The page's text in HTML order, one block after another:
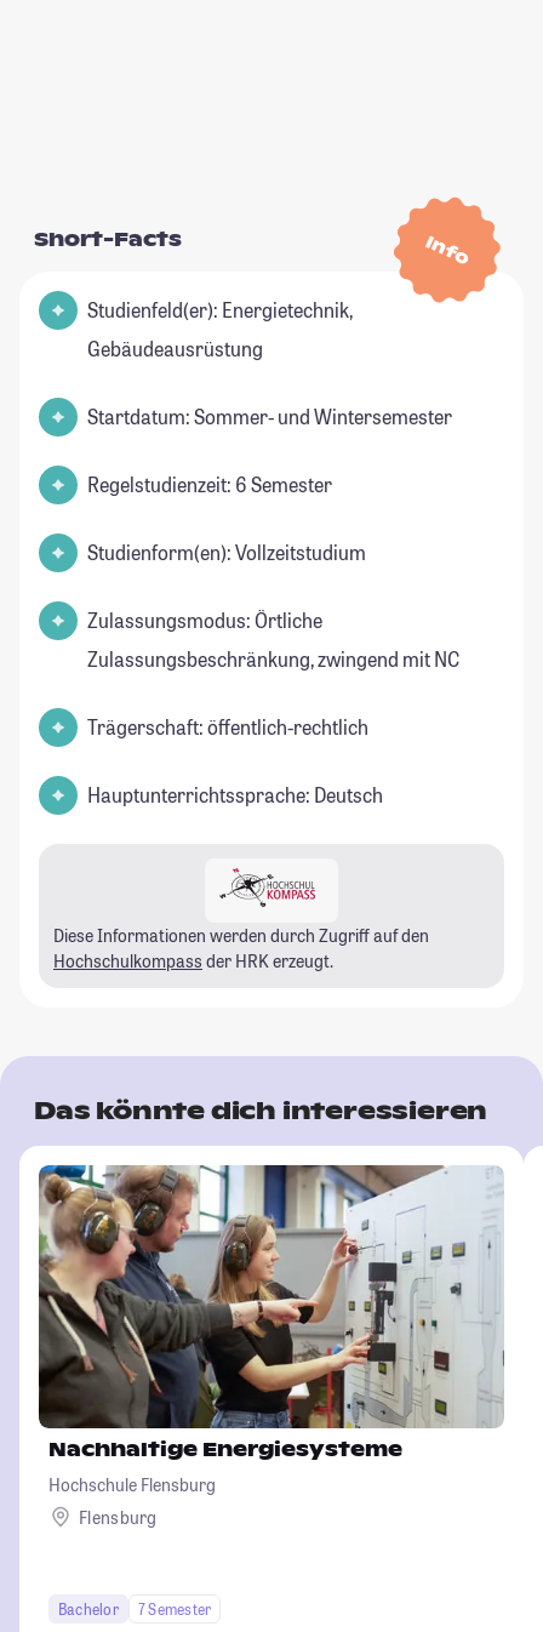
Info
Short-Facts
Studienfeld(er): Energietechnik,
Gebäudeausrüstung
Startdatum: Sommer- und Wintersemester
Regelstudienzeit: 6 Semester
Studienform(en): Vollzeitstudium
Zulassungsmodus: Örtliche
Zulassungsbeschränkung, zwingend mit NC
Trägerschaft: öffentlich-rechtlich
Hauptunterrichtssprache: Deutsch
Diese Informationen werden durch Zugriff auf den
Hochschulkompass der HRK erzeugt.
Das könnte dich interessieren
Nachhaltige Energiesysteme
Hochschule Flensburg
Flensburg
Bachelor 7 Semester